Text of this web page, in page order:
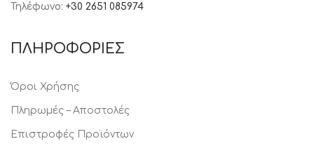
Τηλέφωνο: +30 2651 085974
ΠΛΗΡΟΦΟΡΙΕΣ
Όροι Χρήσης
Πληρωμές – Αποστολές
Επιστροφές Προϊόντων